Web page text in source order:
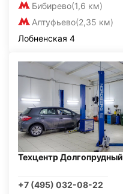
Бибирево(1,6 км)
Алтуфьево(2,35 км)
Лобненская 4
Техцентр Долгопрудный
+7 (495) 032-08-22